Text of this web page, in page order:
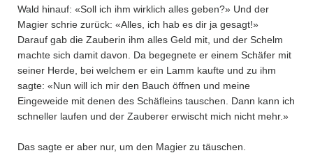
Wald hinauf: «Soll ich ihm wirklich alles geben?» Und der
Magier schrie zurück: «Alles, ich hab es dir ja gesagt!»
Darauf gab die Zauberin ihm alles Geld mit, und der Schelm
machte sich damit davon. Da begegnete er einem Schäfer mit
seiner Herde, bei welchem er ein Lamm kaufte und zu ihm
sagte: «Nun will ich mir den Bauch öffnen und meine
Eingeweide mit denen des Schäfleins tauschen. Dann kann ich
schneller laufen und der Zauberer erwischt mich nicht mehr.»
Das sagte er aber nur, um den Magier zu täuschen.